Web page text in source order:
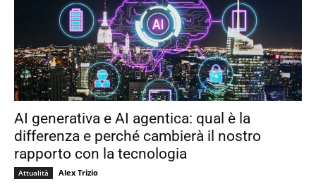
AI generativa e AI agentica: qual è la
differenza e perché cambierà il nostro
rapporto con la tecnologia
Attualità Alex Trizio